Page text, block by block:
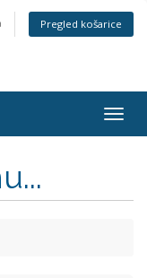
Pregled košarice